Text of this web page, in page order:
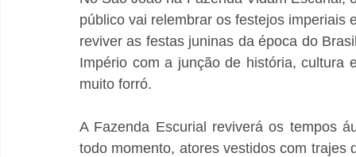
público vai relembrar os festejos imperiais
reviver as festas juninas da época do
Império com a junção de história, cultura
muito forró.
A Fazenda Escurial reviverá os tempos
todo momento, atores vestidos com trajes